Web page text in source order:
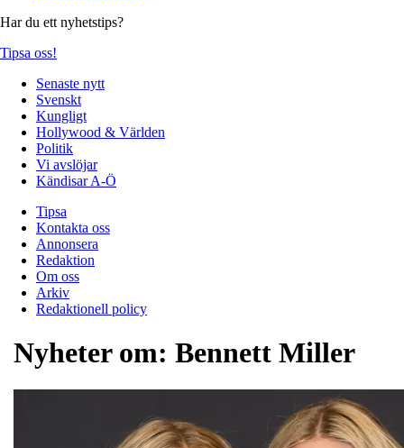
Har du ett nyhetstips?
Tipsa oss!
Senaste nytt
Svenskt
Kungligt
Hollywood & Världen
Politik
Vi avslöjar
Kändisar A-Ö
Tipsa
Kontakta oss
Annonsera
Redaktion
Om oss
Arkiv
Redaktionell policy
Nyheter om: Bennett Miller